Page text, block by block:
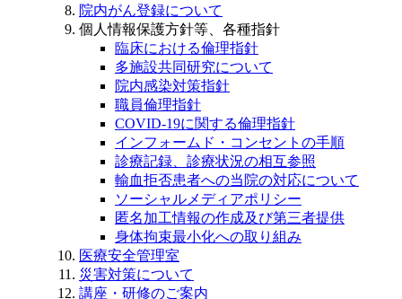
院内がん登録について
個人情報保護方針等、各種指針
臨床における倫理指針
多施設共同研究について
院内感染対策指針
職員倫理指針
COVID-19に関する倫理指針
インフォームド・コンセントの手順
診療記録、診療状況の相互参照
輸血拒否患者への当院の対応について
ソーシャルメディアポリシー
匿名加工情報の作成及び第三者提供
身体拘束最小化への取り組み
医療安全管理室
災害対策について
講座・研修のご案内